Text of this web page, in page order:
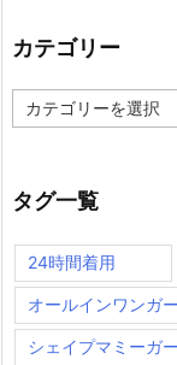
カテゴリー
テ
ー
タグ一覧
24時間着用
オールインワンガ
シェイプマミーガ